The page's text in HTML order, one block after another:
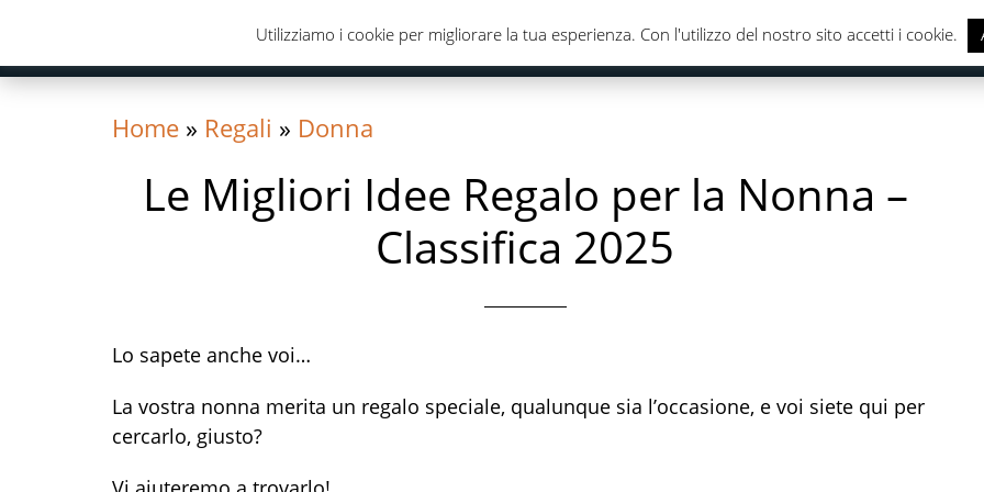
primary
navigation
content
primary
CASA & CUCINA ELETTRONICA SALUTE & CURA DELLA
Home » Regali » Donna
Le Migliori Idee Regalo per la Nonna –
Classifica 2025
Lo sapete anche voi…
La vostra nonna merita un regalo speciale, qualunque sia l’occasione, e voi siete qui per
cercarlo, giusto?
Utilizziamo i cookie per migliorare la tua esperienza. Con l'utilizzo del nostro sito accetti i cookie.